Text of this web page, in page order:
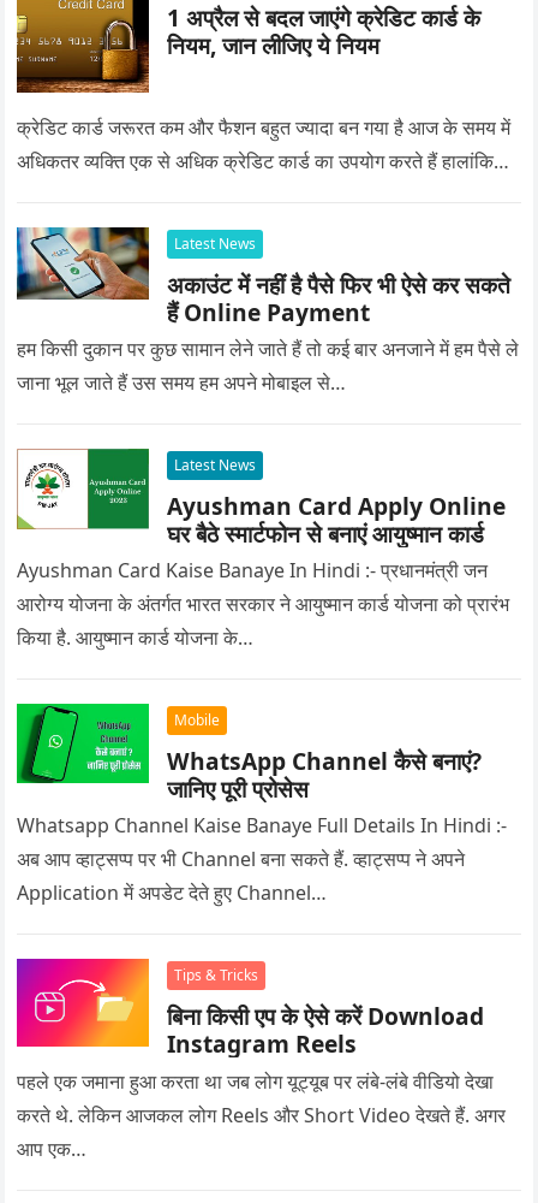
1 अप्रैल से बदल जाएंगे क्रेडिट कार्ड के
नियम, जान लीजिए ये नियम
क्रेडिट कार्ड जरूरत कम और फैशन बहुत ज्यादा बन गया है आज के समय में
अधिकतर व्यक्ति एक से अधिक क्रेडिट कार्ड का उपयोग करते हैं हालांकि…
Latest News
अकाउंट में नहीं है पैसे फिर भी ऐसे कर सकते
हैं Online Payment
हम किसी दुकान पर कुछ सामान लेने जाते हैं तो कई बार अनजाने में हम पैसे ले
जाना भूल जाते हैं उस समय हम अपने मोबाइल से…
Latest News
Ayushman Card Apply Online
घर बैठे स्मार्टफोन से बनाएं आयुष्मान कार्ड
Ayushman Card Kaise Banaye In Hindi :- प्रधानमंत्री जन
आरोग्य योजना के अंतर्गत भारत सरकार ने आयुष्मान कार्ड योजना को प्रारंभ
किया है. आयुष्मान कार्ड योजना के…
Mobile
WhatsApp Channel कैसे बनाएं?
जानिए पूरी प्रोसेस
Whatsapp Channel Kaise Banaye Full Details In Hindi :-
अब आप व्हाट्सप्प पर भी Channel बना सकते हैं. व्हाट्सप्प ने अपने
Application में अपडेट देते हुए Channel…
Tips & Tricks
बिना किसी एप के ऐसे करें Download
Instagram Reels
पहले एक जमाना हुआ करता था जब लोग यूट्यूब पर लंबे-लंबे वीडियो देखा
करते थे. लेकिन आजकल लोग Reels और Short Video देखते हैं. अगर
आप एक…